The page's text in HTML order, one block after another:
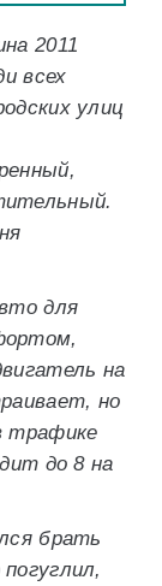
2011
всех
улиц
для
на
но
трафике
до 8 на
брать